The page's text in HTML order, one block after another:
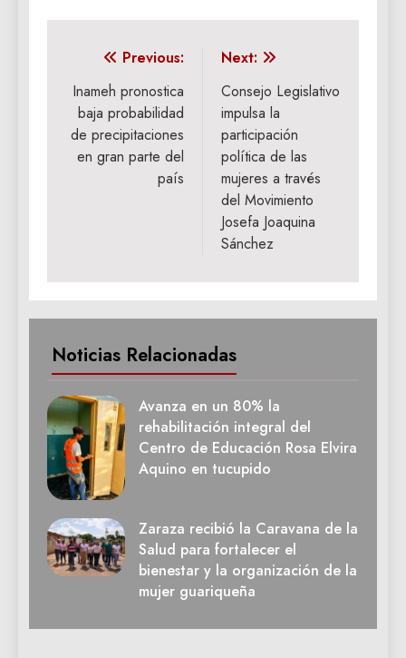
Navegación
de
entradas
Previous:
Inameh pronostica
baja probabilidad
de precipitaciones
en gran parte del
país
Next:
Consejo Legislativo
impulsa la
participación
política de las
mujeres a través
del Movimiento
Josefa Joaquina
Sánchez
Noticias Relacionadas
Avanza en un 80% la
rehabilitación integral del
Centro de Educación Rosa Elvira
Aquino en tucupido
Zaraza recibió la Caravana de la
Salud para fortalecer el
bienestar y la organización de la
mujer guariqueña